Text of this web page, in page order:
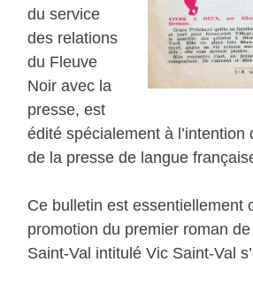
du service
des relations
du Fleuve
Noir avec la
presse, est
édité spécialement à l’intention
de la presse de langue
Ce bulletin est essentiellement
promotion du premier roman
Saint-Val intitulé Vic Saint-Val